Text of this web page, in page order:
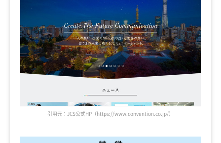
引用元：JCS公式HP（https://www.convention.co.jp/）